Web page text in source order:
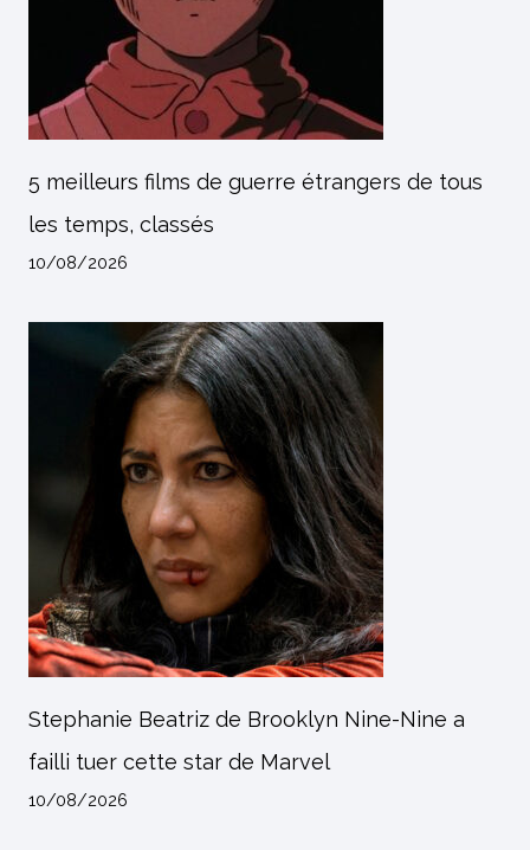
5 meilleurs films de guerre étrangers de tous
les temps, classés
10/08/2026
Stephanie Beatriz de Brooklyn Nine-Nine a
failli tuer cette star de Marvel
10/08/2026